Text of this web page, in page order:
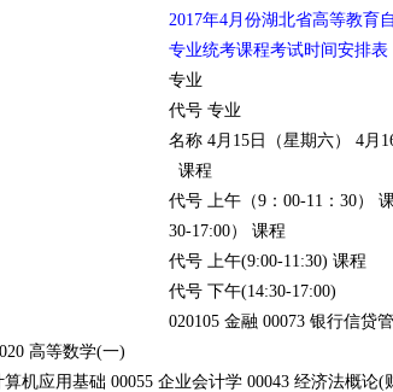
2017年4月份湖北省高等教育
专业统考课程考试时间安排表
专业
代号 专业
名称 4月15日（星期六） 4月
课程
代号 上午（9：00-11：30）
30-17:00） 课程
代号 上午(9:00-11:30) 课程
代号 下午(14:30-17:00)
020105 金融 00073 银行信贷
高等数学(一)
机应用基础 00055 企业会计学 00043 经济法概论(